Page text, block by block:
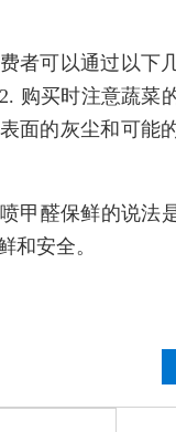
者可以通过以下
购买时注意蔬菜
面的灰尘和可能
甲醛保鲜的说法
和安全。